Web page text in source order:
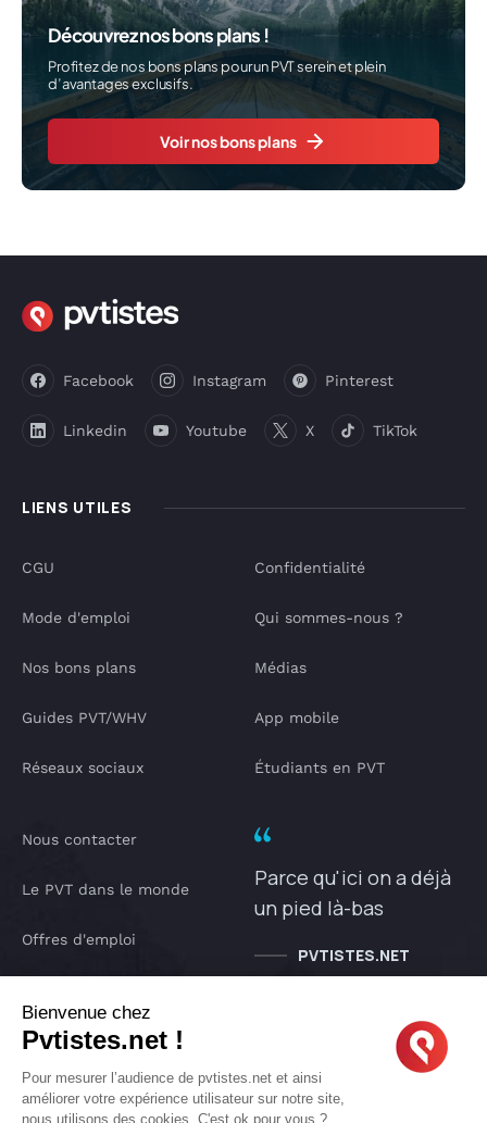
Découvrez nos bons plans !
Profitez de nos bons plans pour un PVT serein et plein
d’avantages exclusifs.
Voir nos bons plans
LIENS UTILES
Facebook Instagram Pinterest
Linkedin Youtube X TikTok
CGU
Mode d'emploi
Nos bons plans
Guides PVT/WHV
Réseaux sociaux
Confidentialité
Qui sommes-nous ?
Médias
App mobile
Étudiants en PVT
Nous contacter
Le PVT dans le monde
Offres d'emploi
IA pvtistes
Parce qu'ici on a déjà
un pied là-bas
PVTISTES.NET
Bienvenue chez
Pvtistes.net !
Pour mesurer l’audience de pvtistes.net et ainsi
améliorer votre expérience utilisateur sur notre site,
nous utilisons des cookies. C'est ok pour vous ?